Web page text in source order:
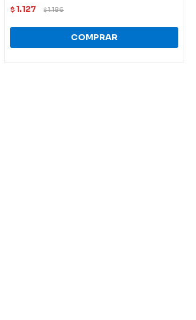
$ 1.127 $1.186